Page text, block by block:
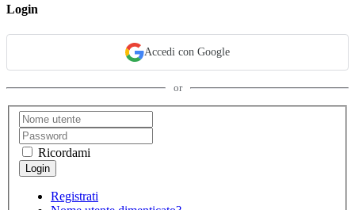
Login
Accedi con Google
or
Ricordami
Registrati